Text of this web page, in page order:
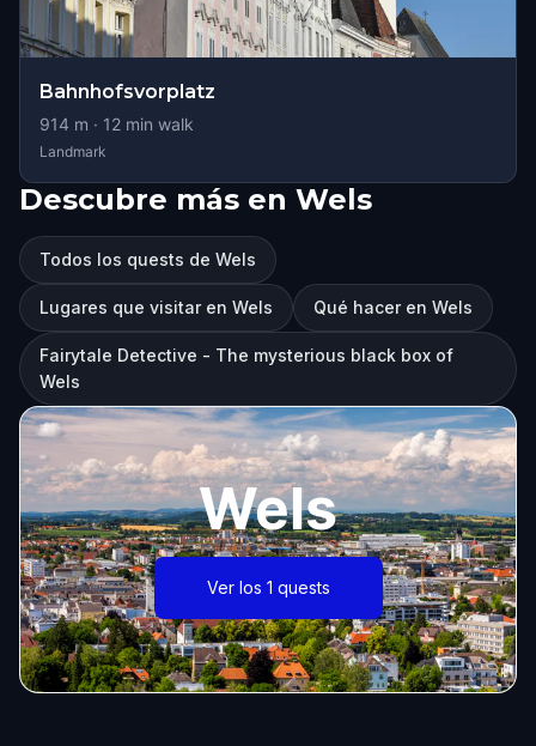
Bahnhofsvorplatz
914 m · 12 min walk
Landmark
Descubre más en Wels
Todos los quests de Wels
Lugares que visitar en Wels Qué hacer en Wels
Fairytale Detective - The mysterious black box of
Wels
Wels
Ver los 1 quests